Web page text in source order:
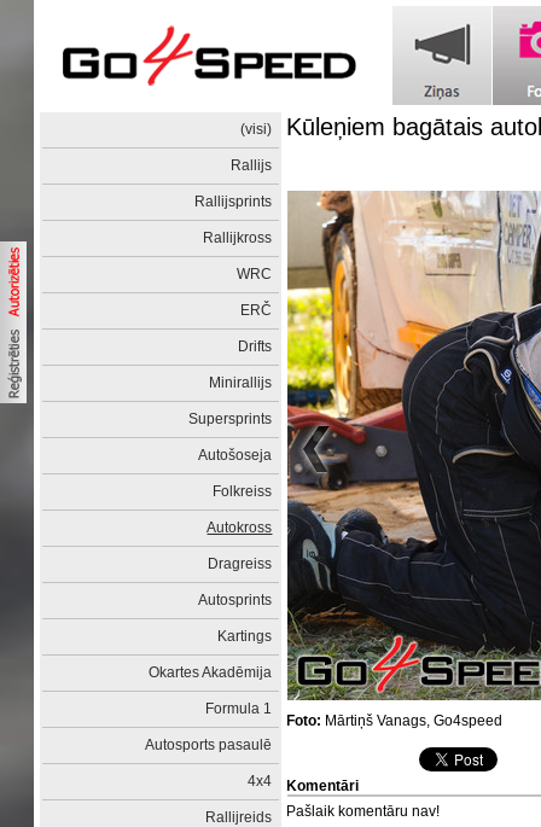
(visi)
Rallijs
Rallijsprints
Rallijkross
WRC
ERČ
Drifts
Minirallijs
Supersprints
Autošoseja
Folkreiss
Autokross
Dragreiss
Autosprints
Kartings
Okartes Akadēmija
Formula 1
Autosports pasaulē
4x4
Rallijreids
Kūleņiem bagātais
Foto: Mārtiņš Vanags, Go4speed
Komentāri
Pašlaik komentāru nav!